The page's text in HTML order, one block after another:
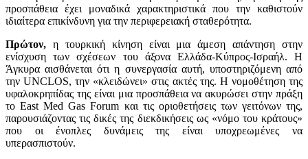
προσπάθεια έχει μοναδικά χαρακτηριστικά που την καθιστούν
ιδιαίτερα επικίνδυνη για την περιφερειακή σταθερότητα.
Πρώτον, η τουρκική κίνηση είναι μια άμεση απάντηση στην
ενίσχυση των σχέσεων του άξονα Ελλάδα-Κύπρος-Ισραήλ. Η
Άγκυρα αισθάνεται ότι η συνεργασία αυτή, υποστηριζόμενη από
την UNCLOS, την «κλειδώνει» στις ακτές της. Η νομοθέτηση της
υφαλοκρηπίδας της είναι μια προσπάθεια να ακυρώσει στην πράξη
το East Med Gas Forum και τις οριοθετήσεις των γειτόνων της,
παρουσιάζοντας τις δικές της διεκδικήσεις ως «νόμο του κράτους»
που οι ένοπλες δυνάμεις της είναι υποχρεωμένες να
υπερασπιστούν.